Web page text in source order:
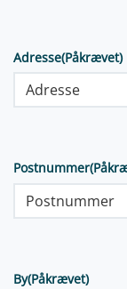
Adresse(Påkrævet)
Postnummer
By(Påkrævet)